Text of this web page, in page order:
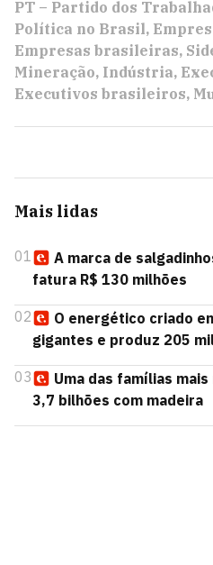
PT – Partido dos
Política no Brasil
Empresas brasileiras
Mineração Indústria
Executivos brasileiros
Mais lidas
01
A marca de
fatura R$ 130 milhões
02
O energético criado
gigantes e produz 205
03
Uma das famílias
3,7 bilhões com madeira